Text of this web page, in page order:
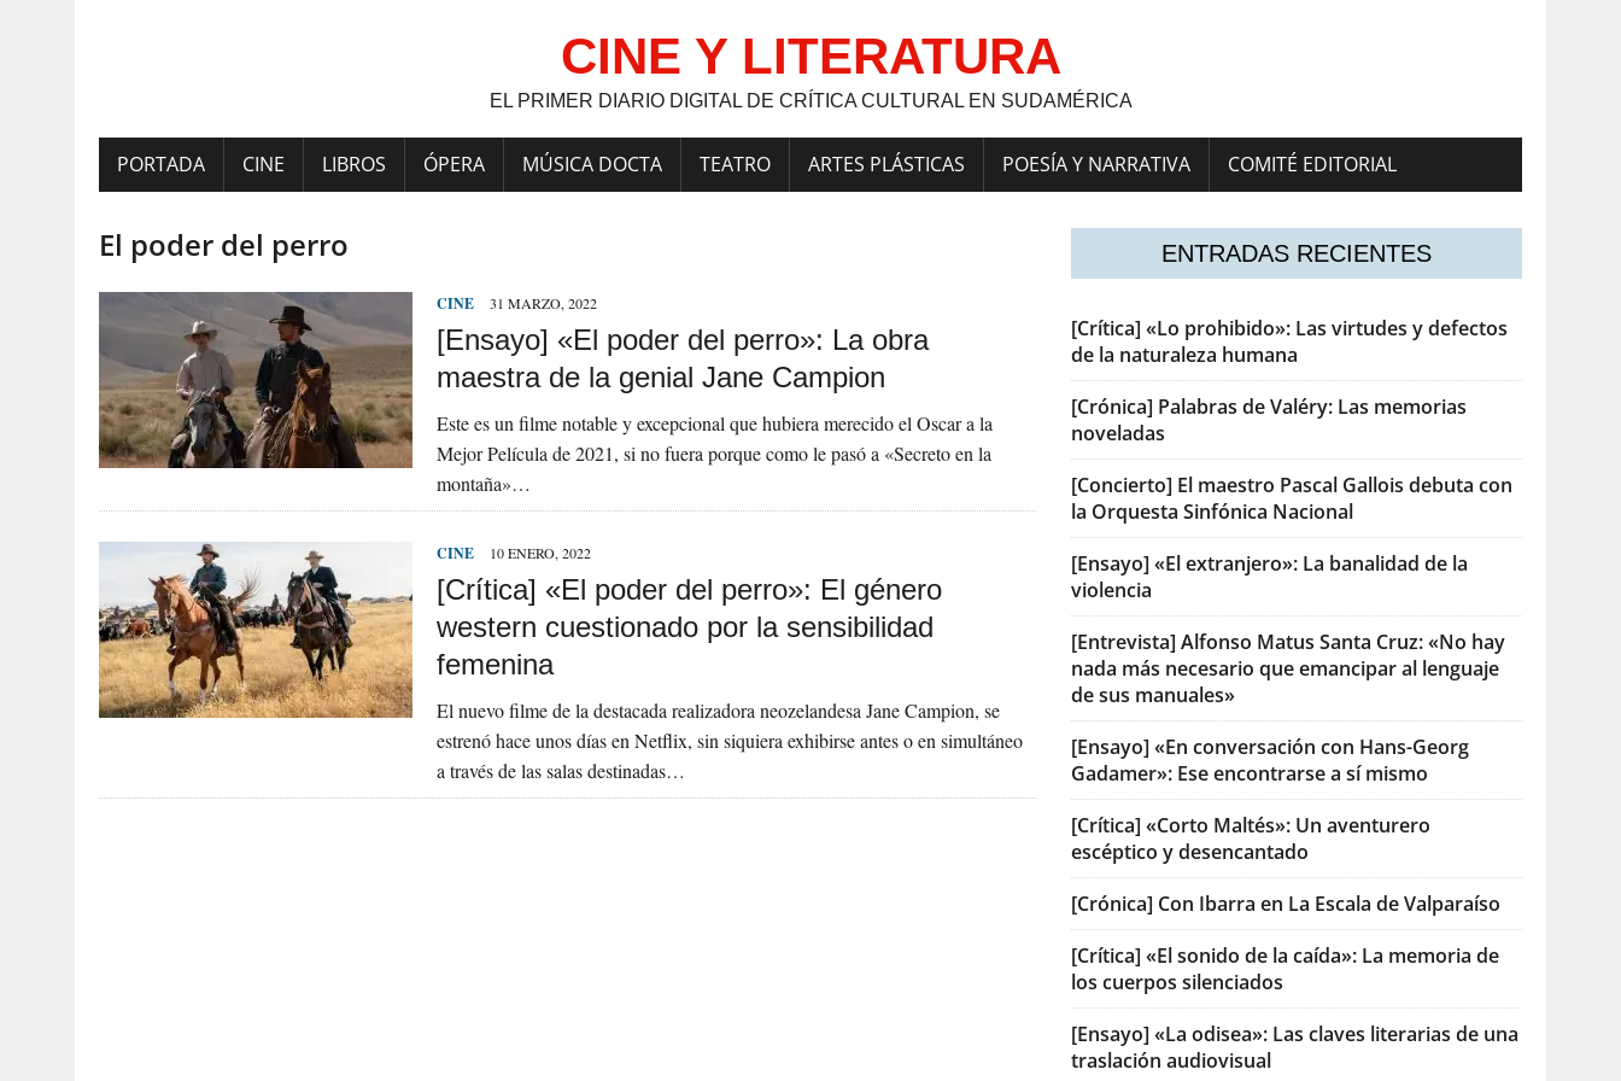
CINE Y LITERATURA
EL PRIMER DIARIO DIGITAL DE CRÍTICA CULTURAL EN SUDAMÉRICA
PORTADA CINE LIBROS ÓPERA MÚSICA DOCTA TEATRO ARTES PLÁSTICAS POESÍA Y NARRATIVA COMITÉ EDITORIAL
El poder del perro
CINE 31 MARZO, 2022
[Ensayo] «El poder del perro»: La obra
maestra de la genial Jane Campion
Este es un filme notable y excepcional que hubiera merecido el Oscar a la
Mejor Película de 2021, si no fuera porque como le pasó a «Secreto en la
montaña»…
CINE 10 ENERO, 2022
[Crítica] «El poder del perro»: El género
western cuestionado por la sensibilidad
femenina
El nuevo filme de la destacada realizadora neozelandesa Jane Campion, se
estrenó hace unos días en Netflix, sin siquiera exhibirse antes o en simultáneo
a través de las salas destinadas…
ENTRADAS RECIENTES
[Crítica] «Lo prohibido»: Las virtudes y defectos
de la naturaleza humana
[Crónica] Palabras de Valéry: Las memorias
noveladas
[Concierto] El maestro Pascal Gallois debuta con
la Orquesta Sinfónica Nacional
[Ensayo] «El extranjero»: La banalidad de la
violencia
[Entrevista] Alfonso Matus Santa Cruz: «No hay
nada más necesario que emancipar al lenguaje
de sus manuales»
[Ensayo] «En conversación con Hans-Georg
Gadamer»: Ese encontrarse a sí mismo
[Crítica] «Corto Maltés»: Un aventurero
escéptico y desencantado
[Crónica] Con Ibarra en La Escala de Valparaíso
[Crítica] «El sonido de la caída»: La memoria de
los cuerpos silenciados
[Ensayo] «La odisea»: Las claves literarias de una
traslación audiovisual